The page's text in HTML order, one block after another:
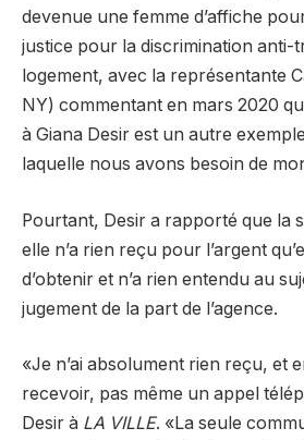
devenue une femme d’affiche
justice pour la discrimination anti-
logement, avec la représentante
NY) commentant en mars 2020
à Giana Desir est un autre
laquelle nous avons besoin de
Pourtant, Desir a rapporté que la
elle n’a rien reçu pour l’argent
d’obtenir et n’a rien entendu au
jugement de la part de l’agence.
«Je n’ai absolument rien reçu, et
recevoir, pas même un appel
Desir à LA VILLE. «La seule